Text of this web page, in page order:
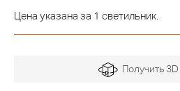
Цена указана за 1 светильник.
Получить